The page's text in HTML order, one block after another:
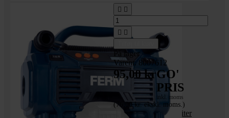
 
 
På lager
Varenr. 8007612
95,00 krGO'
PRIS
inkl. moms
(76,00 kr. ekskl. moms.)
Kompressor olie - 1 liter